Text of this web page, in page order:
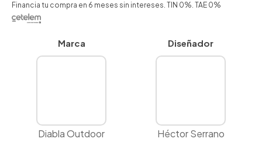
Financia tu compra en 6 meses sin intereses. TIN 0%. TAE 0%
Marca
Diabla Outdoor
Diseñador
Héctor Serrano